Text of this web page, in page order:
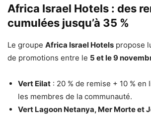
Africa Israel Hotels : des
cumulées jusqu’à 35 %
Le groupe Africa Israel Hotels propose
de promotions entre le 5 et le 9
Vert Eilat : 20 % de remise + 10 % en
les membres de la communauté.
Vert Lagoon Netanya, Mer Morte et